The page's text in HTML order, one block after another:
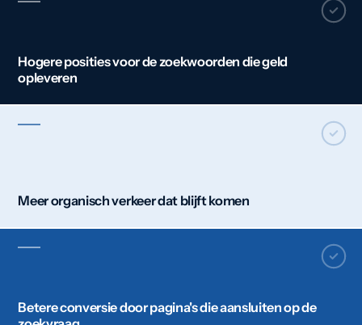
Hogere posities voor de zoekwoorden die geld
opleveren
Meer organisch verkeer dat blijft komen
Betere conversie door pagina's die aansluiten op de